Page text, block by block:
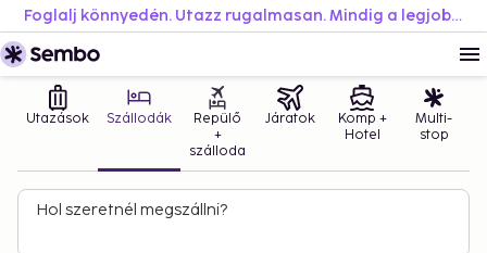
Foglalj könnyedén. Utazz rugalmasan. Mindig a legjobb áron.
Utazások Szállodák
Repülő
+
szálloda
Járatok
Komp +
Hotel
Multi-
stop
Hol szeretnél megszállni?